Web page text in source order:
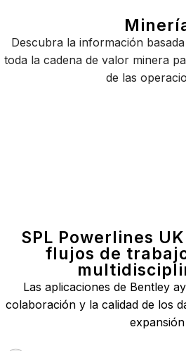
Descubra la información
toda la cadena de valor minera
de las
SPL Powerlines
flujos de
Las aplicaciones de Bentley
colaboración y la calidad de los
expansión